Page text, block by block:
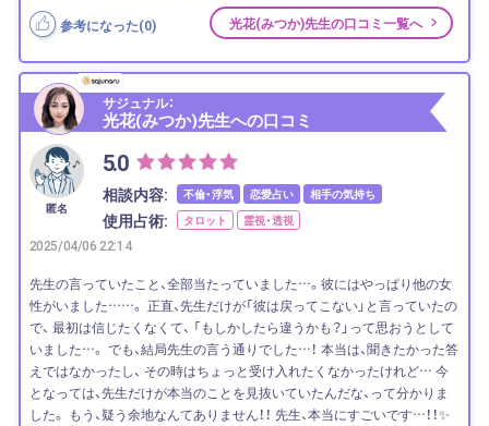
参考になった(0) 光花(みつか)先生の口コミ一覧へ
サジュナル：
光花(みつか)先生への口コミ
匿名
5.0
相談内容: 不倫・浮気 恋愛占い 相手の気持ち
使用占術: タロット 霊視・透視
2025/04/06 22:14
先生の言っていたこと、全部当たっていました…。彼にはやっぱり他の女
性がいました……。 正直、先生だけが「彼は戻ってこない」と言っていたの
で、 最初は信じたくなくて、 「もしかしたら違うかも？」って思おうとして
いました…。 でも、結局先生の言う通りでした…！ 本当は、聞きたかった答
えではなかったし、 その時はちょっと受け入れたくなかったけれど… 今
となっては、先生だけが本当のことを見抜いていたんだな、って分かりま
した。 もう、疑う余地なんてありません！！ 先生、本当にすごいです…！！✨